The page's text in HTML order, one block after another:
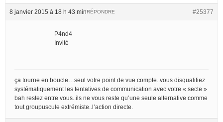
8 janvier 2015 à 18 h 43 min #25377
RÉPONDRE
P4nd4
Invité
ça tourne en boucle…seul votre point de vue compte..vous disqualifiez
systématiquement les tentatives de communication avec votre « secte »
bah restez entre vous..ils ne vous reste qu’une seule alternative comme
tout groupuscule extrémiste..l’action directe.